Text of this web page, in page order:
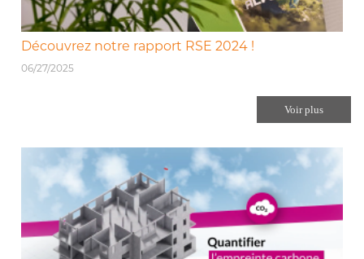
Découvrez notre rapport RSE 2024 !
06/27/2025
Voir plus